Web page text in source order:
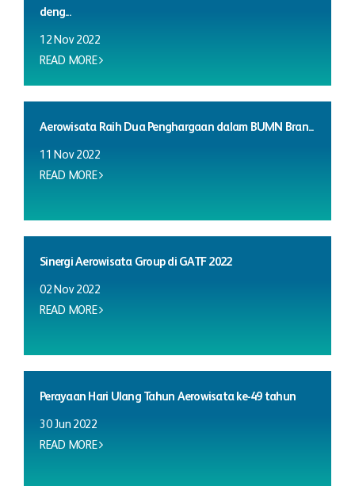
deng...
12 Nov 2022
READ MORE
Aerowisata Raih Dua Penghargaan dalam BUMN Bran...
11 Nov 2022
READ MORE
Sinergi Aerowisata Group di GATF 2022
02 Nov 2022
READ MORE
Perayaan Hari Ulang Tahun Aerowisata ke-49 tahun
30 Jun 2022
READ MORE